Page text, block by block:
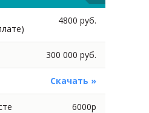
4800 руб.
300 000 руб.
Скачать »
6000р